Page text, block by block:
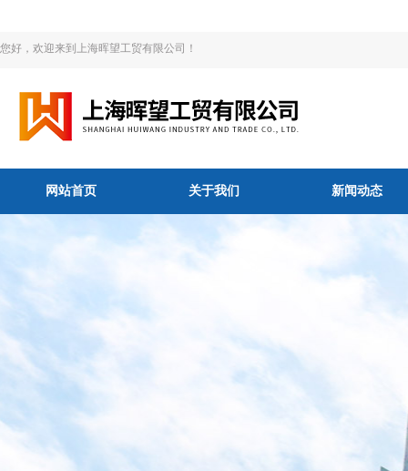
您好，欢迎来到上海晖望工贸有限公司！
网站首页 关于我们 新闻动态